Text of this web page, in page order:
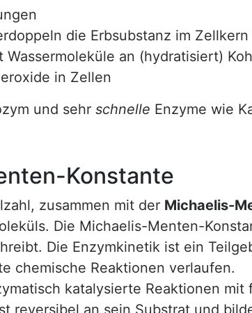
die Erbsubstanz im Zellkern
an (hydratisiert)
in Zellen
und sehr schnelle Enzyme wie
Konstante
zusammen mit der Michaelis-
Die Michaelis-Menten-
Die Enzymkinetik ist ein
chemische Reaktionen verlaufen.
katalysierte Reaktionen mit
reversibel an sein Substrat und